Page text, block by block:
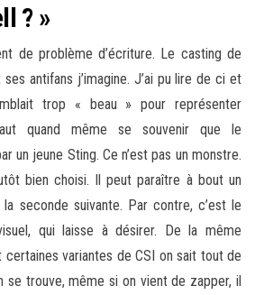
? »
de problème d’écriture. Le casting de
antifans j’imagine. J’ai pu lire de ci et
trop « beau » pour représenter
quand même se souvenir que le
un jeune Sting. Ce n’est pas un monstre.
bien choisi. Il peut paraître à bout un
seconde suivante. Par contre, c’est le
qui laisse à désirer. De la même
certaines variantes de CSI on sait tout de
se trouve, même si on vient de zapper, il